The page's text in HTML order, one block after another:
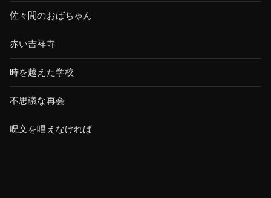
佐々間のおばちゃん
赤い吉祥寺
時を越えた学校
不思議な再会
呪文を唱えなければ